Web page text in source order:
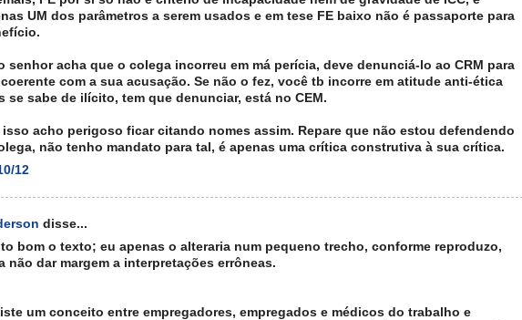
UM dos parâmetros a serem usados e em tese FE baixo não é passaporte para
senhor acha que o colega incorreu em má perícia, deve denunciá-lo ao CRM para
com a sua acusação. Se não o fez, você tb incorre em atitude anti-ética
se sabe de ilícito, tem que denunciar, está no CEM.
isso acho perigoso ficar citando nomes assim. Repare que não estou defendendo
não tenho mandato para tal, é apenas uma crítica construtiva à sua crítica.
12
disse...
bom o texto; eu apenas o alteraria num pequeno trecho, conforme reproduzo,
não dar margem a interpretações errôneas.
um conceito entre empregadores, empregados e médicos do trabalho e